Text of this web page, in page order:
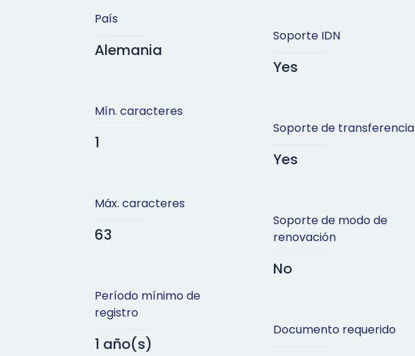
País
Alemania
Mín. caracteres
1
Máx. caracteres
63
Período mínimo de
registro
1 año(s)
Soporte IDN
Yes
Soporte de transferencia
Yes
Soporte de modo de
renovación
No
Documento requerido